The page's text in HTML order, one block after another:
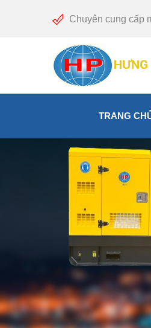
Chuyên cung cấp
TRANG